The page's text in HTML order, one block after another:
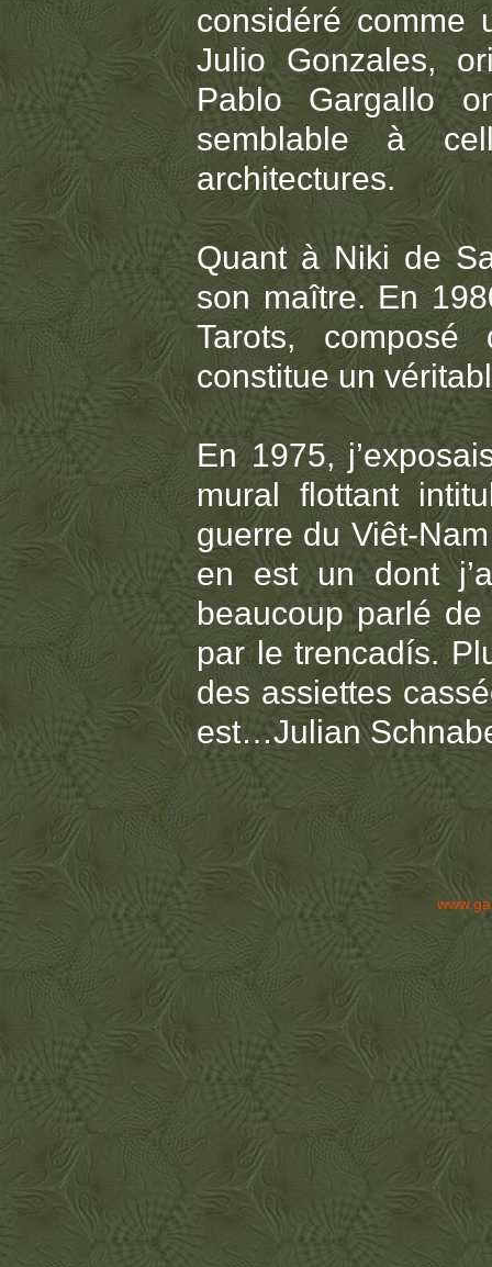
considéré comme
Julio Gonzales,
Pablo Gargallo
semblable à
architectures.
Quant à Niki de
son maître. En
Tarots,
constitue un
En 1975,
mural flottant
guerre du Viêt-
en est un dont
beaucoup parlé
par le trencadís.
des assiettes
est…Julian